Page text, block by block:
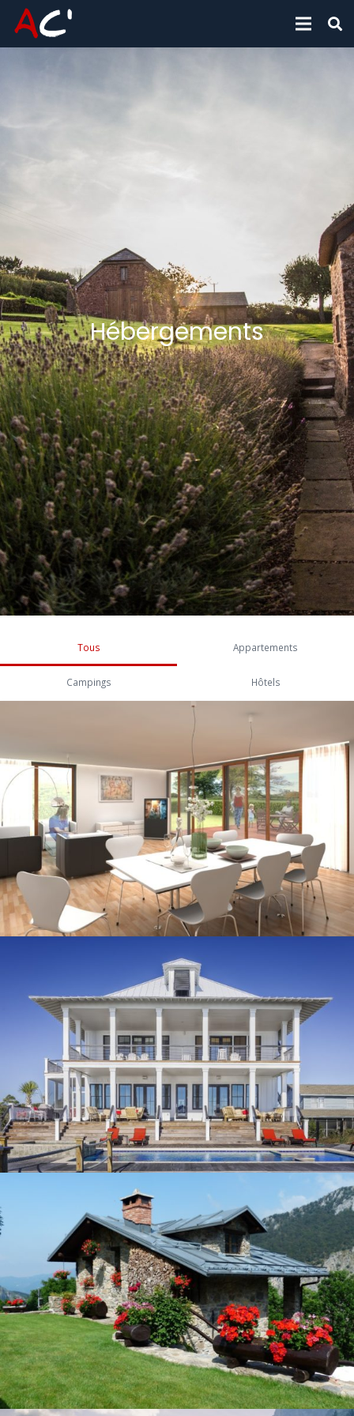
Hébergements
Tous Appartements
Campings Hôtels